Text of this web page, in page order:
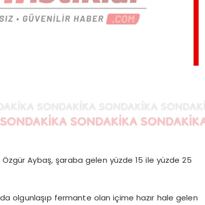
Özgür Aybaş, şaraba gelen yüzde 15 ile yüzde 25
olgunlaşıp fermante olan içime hazır hale gelen